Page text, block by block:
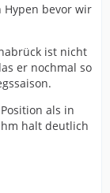
Hypen bevor wir
ist nicht
er nochmal so
als in
halt deutlich